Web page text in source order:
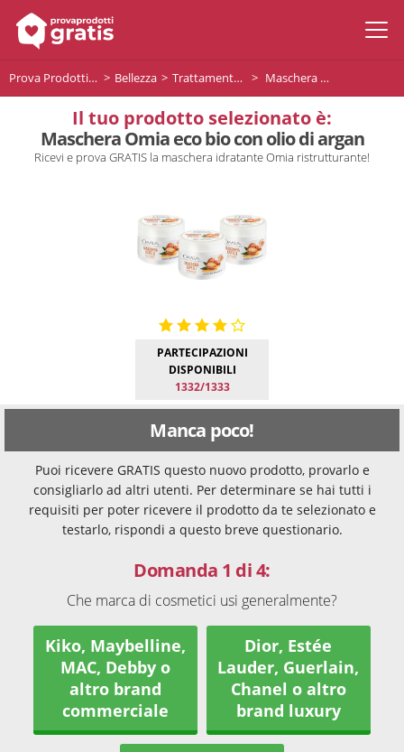
Prova Prodotti Gratis Bellezza Trattamento capelli Maschera Omia eco bio con olio di argan
Il tuo prodotto selezionato è:
Maschera Omia eco bio con olio di argan
Ricevi e prova GRATIS la maschera idratante Omia ristrutturante!
PARTECIPAZIONI
DISPONIBILI
1332/1333
Manca poco!
Puoi ricevere GRATIS questo nuovo prodotto, provarlo e
consigliarlo ad altri utenti. Per determinare se hai tutti i
requisiti per poter ricevere il prodotto da te selezionato e
testarlo, rispondi a questo breve questionario.
Domanda 1 di 4:
Che marca di cosmetici usi generalmente?
Kiko, Maybelline,
MAC, Debby o
altro brand
commerciale
Dior, Estée
Lauder, Guerlain,
Chanel o altro
brand luxury